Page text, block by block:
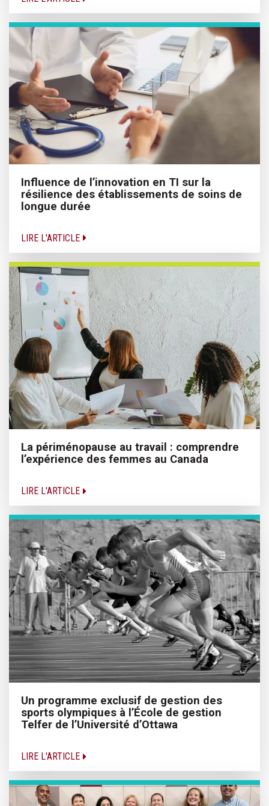
Influence de l’innovation en TI sur la
résilience des établissements de soins de
longue durée
LIRE L'ARTICLE
La périménopause au travail : comprendre
l’expérience des femmes au Canada
LIRE L'ARTICLE
Un programme exclusif de gestion des
sports olympiques à l’École de gestion
Telfer de l’Université d’Ottawa
LIRE L'ARTICLE